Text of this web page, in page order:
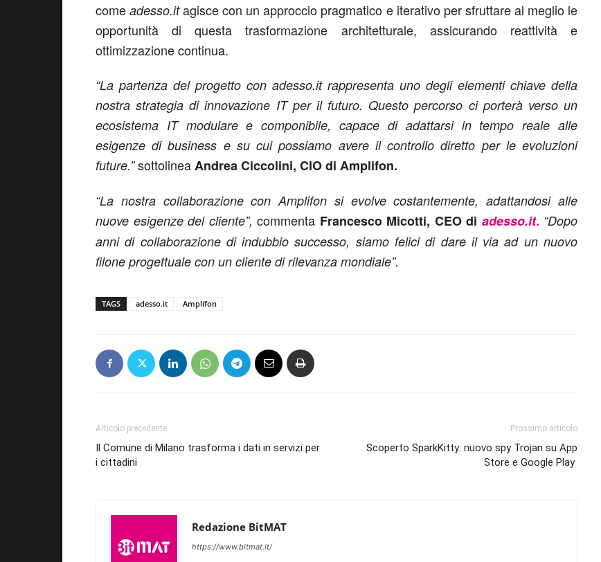
comeadesso.itagisce con un approccio pragmatico e iterativo per sfruttare al meglio le
opportunità di questa trasformazione architetturale, assicurando reattività e
ottimizzazione continua.
“La partenza del progetto con adesso.it rappresenta uno degli elementi chiave della
nostra strategia di innovazione IT per il futuro. Questo percorso ci porterà verso un
ecosistema IT modulare e componibile, capace di adattarsi in tempo reale alle
esigenze di business e su cui possiamo avere il controllo diretto per le evoluzioni
future.”sottolineaAndrea Ciccolini, CIO di Amplifon.
“La nostra collaborazione con Amplifon si evolve costantemente, adattandosi alle
nuove esigenze del cliente”, commenta Francesco Micotti, CEO di adesso.it. “Dopo
anni di collaborazione di indubbio successo, siamo felici di dare il via ad un nuovo
filone progettuale con un cliente di rilevanza mondiale”.
TAGS adesso.it Amplifon
Articolo precedente
Il Comune di Milano trasforma i dati in servizi per
i cittadini
Prossimo articolo
Scoperto SparkKitty: nuovo spy Trojan su App
Store e Google Play
Redazione BitMAT
https://www.bitmat.it/